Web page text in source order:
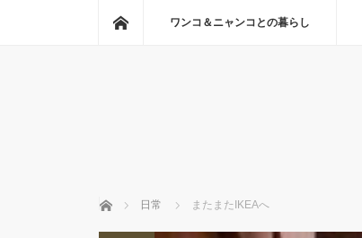
ホームワンコ＆ニャンコとの暮らし
ホーム 日常 またまたIKEAへ